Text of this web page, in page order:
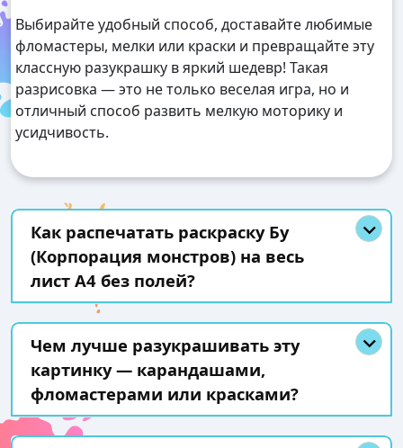
Выбирайте удобный способ, доставайте любимые
фломастеры, мелки или краски и превращайте эту
классную разукрашку в яркий шедевр! Такая
разрисовка — это не только веселая игра, но и
отличный способ развить мелкую моторику и
усидчивость.
Как распечатать раскраску Бу
(Корпорация монстров) на весь
лист А4 без полей?
Чем лучше разукрашивать эту
картинку — карандашами,
фломастерами или красками?